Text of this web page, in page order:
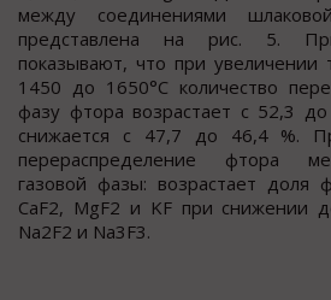
между соединениями
представлена на рис.
5.
показывают, что при увеличении
1450 до 1650°С количество
фазу фтора возрастает с 52,3
снижается с 47,7 до 46,4 %.
перераспределение фтора
газовой фазы: возрастает доля
CaF2, MgF2 и KF при снижении
Na2F2 и Na3 F3.